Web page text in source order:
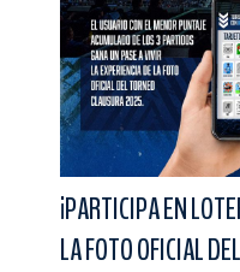
¡PARTICIPA EN
LA FOTO OFICIAL